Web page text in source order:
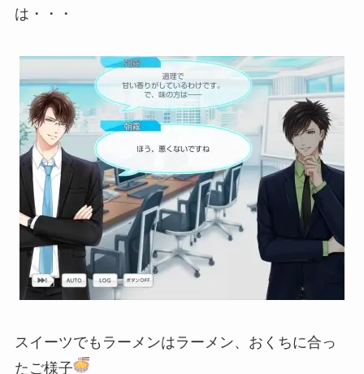
は・・・
スイーツでもラーメンはラーメン、おくちに合っ
たご様子